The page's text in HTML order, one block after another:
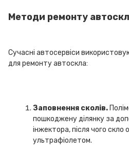
Методи ремонту
Сучасні автосервіси
для ремонту автоскла:
Заповнення сколів.
пошкоджену ділянку за
інжектора, після чого скло
ультрафіолетом.